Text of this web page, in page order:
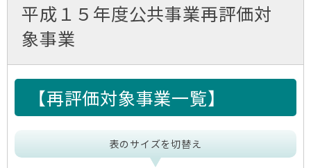
平成１５年度公共事業再評価対
象事業
【再評価対象事業一覧】
表のサイズを切替え